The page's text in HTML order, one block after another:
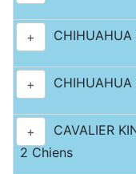
+
+
+
CAVALIER
2 Chiens